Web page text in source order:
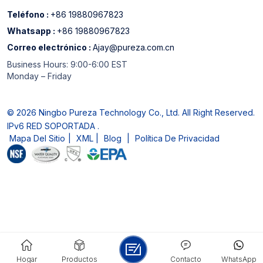
Teléfono : +86 19880967823
Whatsapp : +86 19880967823
Correo electrónico : Ajay@pureza.com.cn
Business Hours: 9:00-6:00 EST
Monday – Friday
© 2026 Ningbo Pureza Technology Co., Ltd. All Right Reserved.
IPv6 RED SOPORTADA .
Mapa Del Sitio
XML Blog Política De Privacidad
Hogar Productos WhatsApp
Contacto